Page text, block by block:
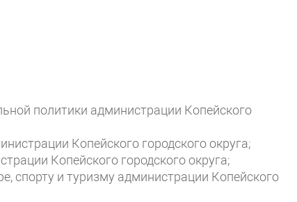
политики администрации Копейского
Копейского городского округа;
Копейского городского округа;
спорту и туризму администрации Копейского